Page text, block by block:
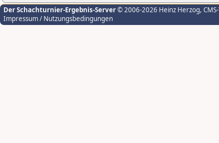
Der Schachturnier-Ergebnis-Server© 2006-2026 Heinz Herzog,
Impressum / Nutzungsbedingungen